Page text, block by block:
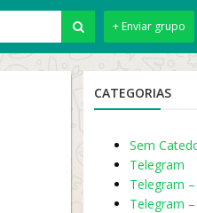
+ Enviar grupo
CATEGORIAS
Sem
Telegram
Telegram
Telegram